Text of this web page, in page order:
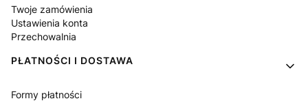
Twoje zamówienia
Ustawienia konta
Przechowalnia
PŁATNOŚCI I DOSTAWA
Formy płatności